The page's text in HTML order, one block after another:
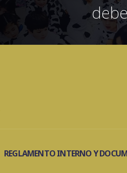
REGLAMENTO INTERNO Y